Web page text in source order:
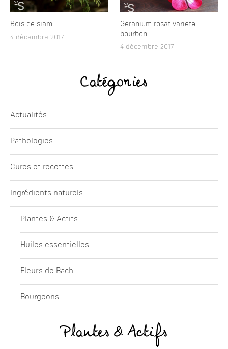
Bois de siam
4 décembre 2017
Geranium rosat variete
bourbon
4 décembre 2017
Catégories
Actualités
Pathologies
Cures et recettes
Ingrédients naturels
Plantes & Actifs
Huiles essentielles
Fleurs de Bach
Bourgeons
Plantes & Actifs